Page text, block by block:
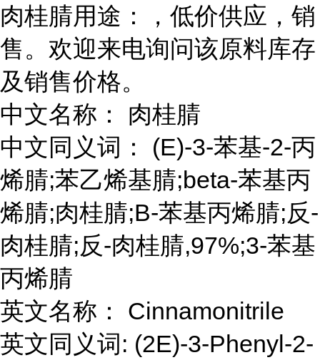
肉桂腈用途：，低价供应，销
售。欢迎来电询问该原料库存
及销售价格。
中文名称： 肉桂腈
中文同义词： (E)-3-苯基-2-丙
烯腈;苯乙烯基腈;beta-苯基丙
烯腈;肉桂腈;Β-苯基丙烯腈;反-
肉桂腈;反-肉桂腈,97%;3-苯基
丙烯腈
英文名称： Cinnamonitrile
英文同义词: (2E)-3-Phenyl-2-